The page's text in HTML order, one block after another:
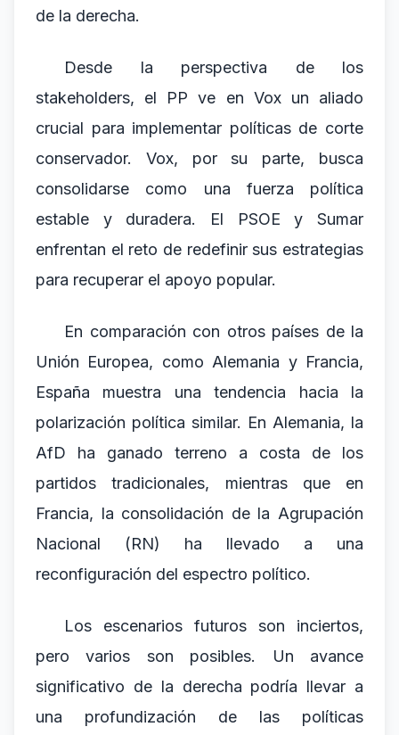
de la derecha.
Desde la perspectiva de los
stakeholders, el PP ve en Vox un aliado
crucial para implementar políticas de corte
conservador. Vox, por su parte, busca
consolidarse como una fuerza política
estable y duradera. El PSOE y Sumar
enfrentan el reto de redefinir sus estrategias
para recuperar el apoyo popular.
En comparación con otros países de la
Unión Europea, como Alemania y Francia,
España muestra una tendencia hacia la
polarización política similar. En Alemania, la
AfD ha ganado terreno a costa de los
partidos tradicionales, mientras que en
Francia, la consolidación de la Agrupación
Nacional (RN) ha llevado a una
reconfiguración del espectro político.
Los escenarios futuros son inciertos,
pero varios son posibles. Un avance
significativo de la derecha podría llevar a
una profundización de las políticas